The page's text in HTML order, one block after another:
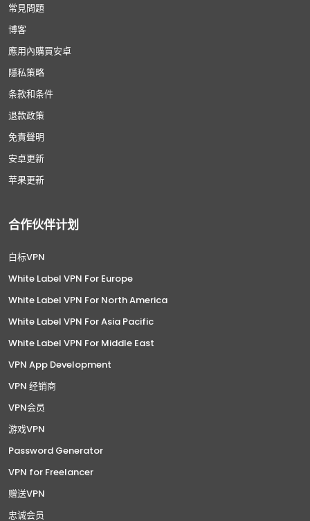
常見問題
博客
應用內購買安卓
隱私策略
条款和条件
退款政策
免責聲明
安卓更新
苹果更新
合作伙伴计划
白标VPN
White Label VPN For Europe
White Label VPN For North America
White Label VPN For Asia Pacific
White Label VPN For Middle East
VPN App Development
VPN 经销商
VPN会员
游戏VPN
Password Generator
VPN for Freelancer
赠送VPN
忠诚会员